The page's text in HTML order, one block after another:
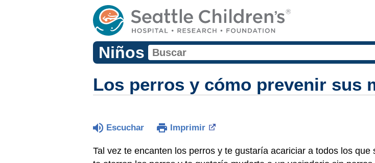
Niños
Los perros y cómo prevenir sus
Escuchar Imprimir
Tal vez te encanten los perros y te gustaría acariciar a todos los